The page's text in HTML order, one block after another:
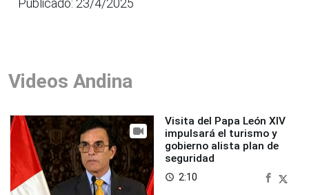
Videos Andina
Visita del Papa León XIV
impulsará el turismo y
gobierno alista plan de
seguridad
access_time 2:10